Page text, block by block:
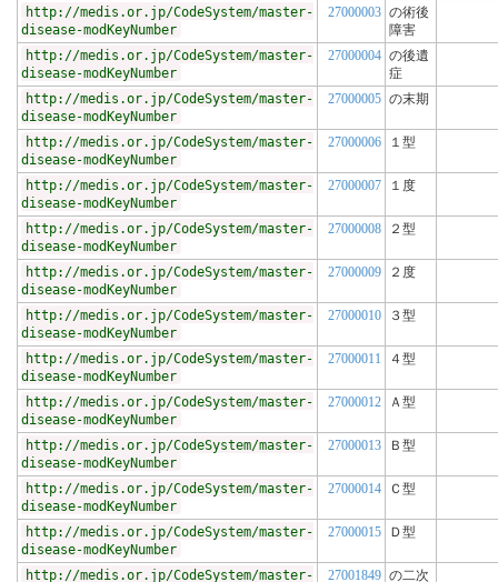
http://medis.or.jp/CodeSystem/master-
disease-modKeyNumber
27000003 の術後
障害
http://medis.or.jp/CodeSystem/master-
disease-modKeyNumber
27000004 の後遺
症
http://medis.or.jp/CodeSystem/master-
disease-modKeyNumber
27000005 の末期
http://medis.or.jp/CodeSystem/master-
disease-modKeyNumber
27000006 １型
http://medis.or.jp/CodeSystem/master-
disease-modKeyNumber
27000007 １度
http://medis.or.jp/CodeSystem/master-
disease-modKeyNumber
27000008 ２型
http://medis.or.jp/CodeSystem/master-
disease-modKeyNumber
27000009 ２度
http://medis.or.jp/CodeSystem/master-
disease-modKeyNumber
27000010 ３型
http://medis.or.jp/CodeSystem/master-
disease-modKeyNumber
27000011 ４型
http://medis.or.jp/CodeSystem/master-
disease-modKeyNumber
27000012 Ａ型
http://medis.or.jp/CodeSystem/master-
disease-modKeyNumber
27000013 Ｂ型
http://medis.or.jp/CodeSystem/master-
disease-modKeyNumber
27000014 Ｃ型
http://medis.or.jp/CodeSystem/master-
disease-modKeyNumber
27000015 Ｄ型
http://medis.or.jp/CodeSystem/master-
27001849 の二次